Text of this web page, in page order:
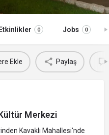
Etkinlikler 0 Jobs 0
Ekle Paylaş
Merkezi
Kavaklı Mahallesi'nde